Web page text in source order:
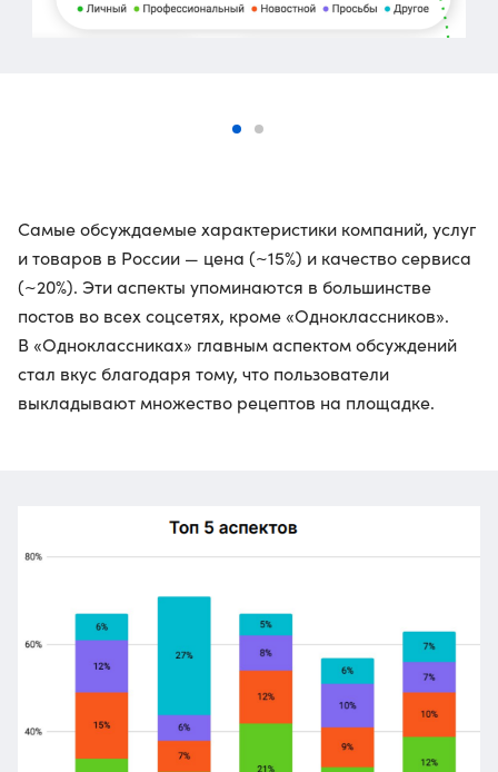
Самые обсуждаемые характеристики компаний, услуг
и товаров в России — цена (~15%) и качество сервиса
(~20%). Эти аспекты упоминаются в большинстве
постов во всех соцсетях, кроме «Одноклассников».
В «Одноклассниках» главным аспектом обсуждений
стал вкус благодаря тому, что пользователи
выкладывают множество рецептов на площадке.